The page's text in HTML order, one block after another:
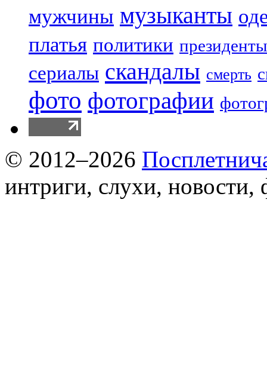
мужчины музыканты
платья политики президенты
сериалы скандалы смерть
фото фотографии
© 2012–2026
интриги, слухи, новости,